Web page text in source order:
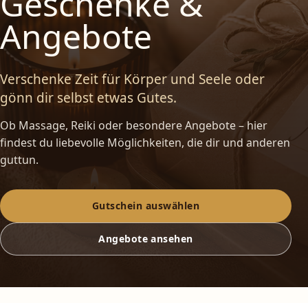
Angebote
Verschenke Zeit für Körper und Seele oder
gönn dir selbst etwas Gutes.
Ob Massage, Reiki oder besondere Angebote – hier
findest du liebevolle Möglichkeiten, die dir und anderen
guttun.
Gutschein auswählen
Angebote ansehen